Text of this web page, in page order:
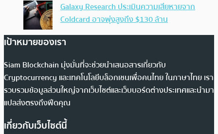
Galaxy Research ประเมินความเสียหายจาก
Coldcard อาจพุ่งสูงถึง $130 ล้าน
เป้าหมายของเรา
Siam Blockchain มุ่งมั่นที่จะช่วยนำเสนอสารเกี่ยวกับ
Cryptocurrency และเทคโนโลยีบล็อกเชนเพื่อคนไทย ในภาษาไทย เรา
รวบรวมข้อมูลส่วนใหญ่จากเว็บไซต์และเว็บบอร์ดต่างประเทศและนำมา
แปลส่งตรงถึงฟีดคุณ
เกี่ยวกับเว็บไซต์นี้